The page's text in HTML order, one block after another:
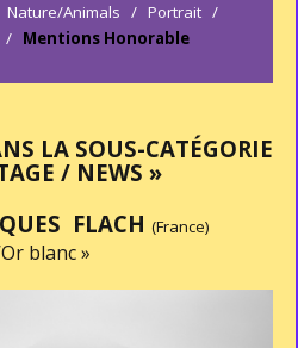
Nature/Animals / Portrait /
/ Mentions Honorable
LA SOUS-CATÉGORIE
/ NEWS »
FLACH (France)
blanc »